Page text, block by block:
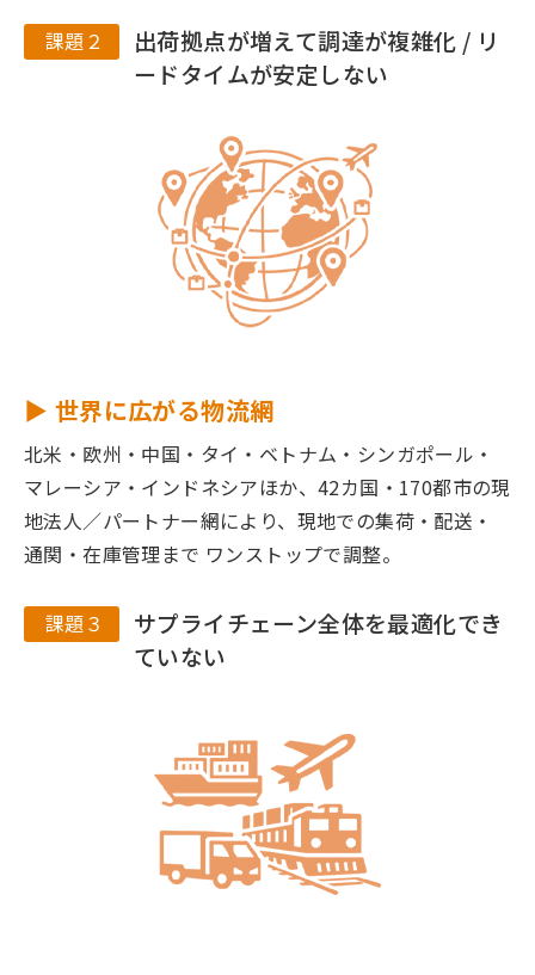
課題２
出荷拠点が増えて調達が複雑化 / リ
ードタイムが安定しない
▶ 世界に広がる物流網
北米・欧州・中国・タイ・ベトナム・シンガポール・
マレーシア・インドネシアほか、42カ国・170都市の現
地法人／パートナー網により、現地での集荷・配送・
通関・在庫管理まで ワンストップで調整。
課題３
サプライチェーン全体を最適化でき
ていない